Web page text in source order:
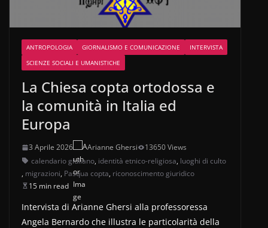
ANTROPOLOGIA GIORNALISMO E COMUNICAZIONE
INTERVISTA
SCIENZE SOCIALI E UMANISTICHE
La Chiesa copta ortodossa e
la comunità in Italia ed
Europa
3 Aprile 2026 Arianne Ghersi
13650 Views
calendario giuliano, identità etnico-religiosa, luoghi di culto
, migrazioni, Pasqua copta, riconoscimento giuridico
15 min read
Intervista di Arianne Ghersi alla professoressa
Angela Bernardo che illustra le particolarità della